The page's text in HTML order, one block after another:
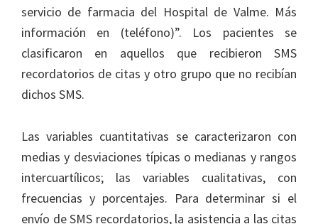
servicio de farmacia del Hospital de Valme. Más
información en (teléfono)”. Los pacientes se
clasificaron en aquellos que recibieron SMS
recordatorios de citas y otro grupo que no recibían
dichos SMS.
Las variables cuantitativas se caracterizaron con
medias y desviaciones típicas o medianas y rangos
intercuartílicos; las variables cualitativas, con
frecuencias y porcentajes. Para determinar si el
envío de SMS recordatorios, la asistencia a las citas